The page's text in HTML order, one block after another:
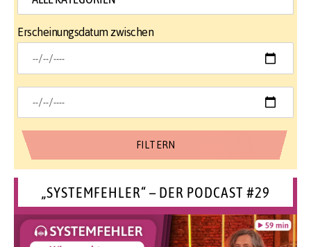
Erscheinungsdatum zwischen
„SYSTEMFEHLER“ – DER PODCAST #29